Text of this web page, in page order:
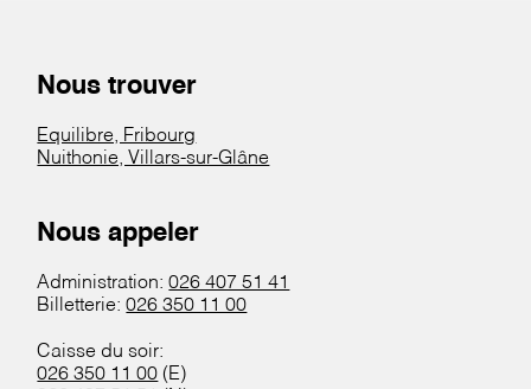
Nous trouver
Equilibre, Fribourg
Nuithonie, Villars-sur-Glâne
Nous appeler
Administration:026 407 51 41
Billetterie:026 350 11 00
Caisse du soir:
026 350 11 00 (E)